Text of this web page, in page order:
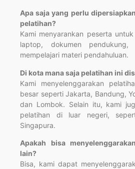
Apa saja yang perlu
pelatihan?
Kami menyarankan peserta
laptop, dokumen
mempelajari materi pendahuluan.
Di kota mana saja pelatihan ini
Kami menyelenggarakan
besar seperti Jakarta, Bandung,
dan Lombok. Selain itu, kami
pelatihan di luar negeri,
Singapura.
Apakah bisa
lain?
Bisa, kami dapat